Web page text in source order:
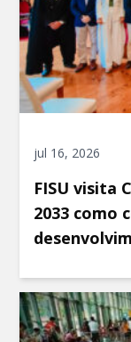
jul 16, 2026
FISU visita
2033 como